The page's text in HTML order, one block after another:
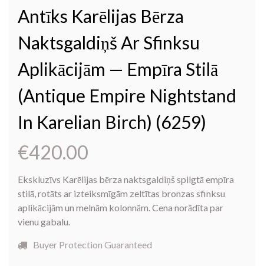
Antīks Karēlijas Bērza
Naktsgaldiņš Ar Sfinksu
Aplikācijām — Empīra Stilā
(Antique Empire Nightstand
In Karelian Birch) (6259)
€420.00
Ekskluzīvs Karēlijas bērza naktsgaldiņš spilgtā empīra
stilā, rotāts ar izteiksmīgām zeltītas bronzas sfinksu
aplikācijām un melnām kolonnām. Cena norādīta par
vienu gabalu.
Buyer Protection Guaranteed